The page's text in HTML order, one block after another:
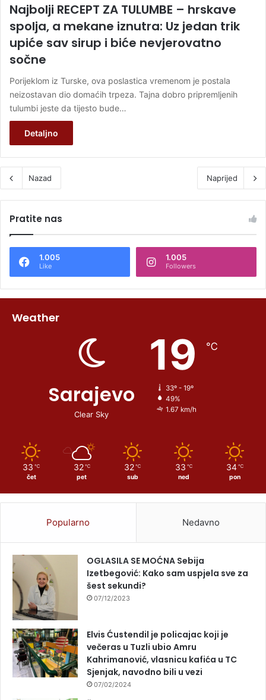
Najbolji RECEPT ZA TULUMBE – hrskave
spolja, a mekane iznutra: Uz jedan trik
upiće sav sirup i biće nevjerovatno
sočne
Porijeklom iz Turske, ova poslastica vremenom je postala
neizostavan dio domaćih trpeza. Tajna dobro pripremljenih
tulumbi jeste da tijesto bude…
Detaljno
Nazad Naprijed
Pratite nas
1.005
Like
1.005
Followers
Weather
Sarajevo
Clear Sky
19 ℃
33º - 19º
49%
1.67 km/h
33 ℃
čet
32 ℃
pet
32 ℃
sub
33 ℃
ned
34 ℃
pon
Popularno Nedavno
OGLASILA SE MOĆNA Sebija
Izetbegović: Kako sam uspjela sve za
šest sekundi?
07/12/2023
Elvis Ćustendil je policajac koji je
večeras u Tuzli ubio Amru
Kahrimanović, vlasnicu kafića u TC
Sjenjak, navodno bili u vezi
07/02/2024